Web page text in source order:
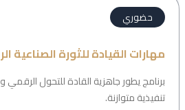
حضوري
مهارات القيادة للثورة الصناعية
برنامج يطور جاهزية القادة للتحول الرقمي
تنفيذية متوازنة.